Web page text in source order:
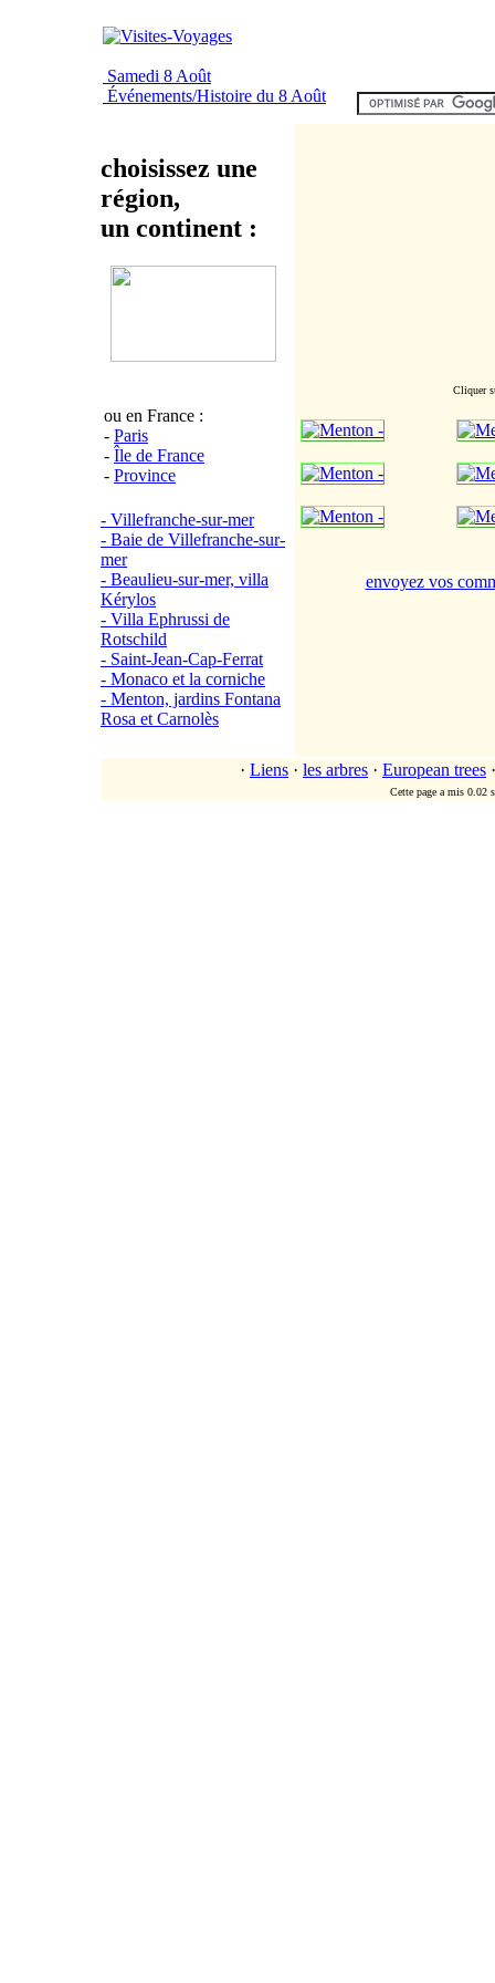
Samedi 8 Août
Événements/Histoire du 8 Août
choisissez une
région,
un continent :
ou en France :
- Paris
- Île de France
- Province
- Villefranche-sur-mer
- Baie de Villefranche-sur-
mer
- Beaulieu-sur-mer, villa
Kérylos
- Villa Ephrussi de
Rotschild
- Saint-Jean-Cap-Ferrat
- Monaco et la corniche
- Menton, jardins Fontana
Rosa et Carnolès
Cliquer
envoyez vos
· Liens · les arbres · European trees
Cette page a mis 0.02